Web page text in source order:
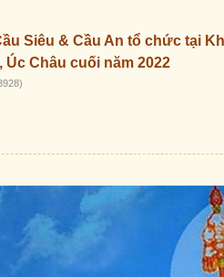
Siêu & Cầu An tổ chức tại
Úc Châu cuối năm 2022